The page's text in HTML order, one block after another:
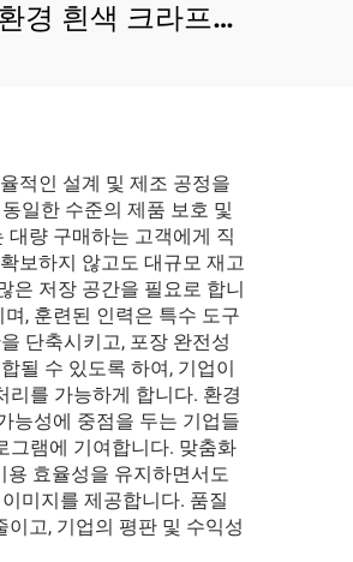
경 흰색 크라프트
적인 설계 및 제조 공정을
일한 수준의 제품 보호 및
량 구매하는 고객에게 직
보하지 않고도 대규모 재고
은 저장 공간을 필요로 합니
, 훈련된 인력은 특수 도구
단축시키고, 포장 완전성
될 수 있도록 하여, 기업이
리를 가능하게 합니다. 환경
능성에 중점을 두는 기업들
그램에 기여합니다. 맞춤화
용 효율성을 유지하면서도
미지를 제공합니다. 품질
고, 기업의 평판 및 수익성